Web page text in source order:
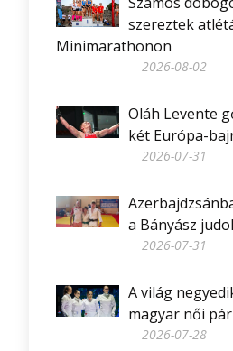
szereztek
Minimarathonon
2026-08-02
Oláh Levente
két Európa-
2026-07-31
a Bányász
2026-07-31
A világ
magyar női
2026-07-28